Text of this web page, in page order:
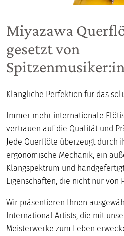
Miyazawa
gesetzt von
Klangliche Perfektion für das
Immer mehr internationale
vertrauen auf die Qualität und
Jede Querflöte überzeugt durch
ergonomische Mechanik, ein
Klangspektrum und
Eigenschaften, die nicht nur von
Wir präsentieren Ihnen
International Artists, die mit
Meisterwerke zum Leben